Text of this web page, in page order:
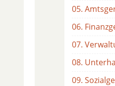
05.
06.
07.
08.
09.